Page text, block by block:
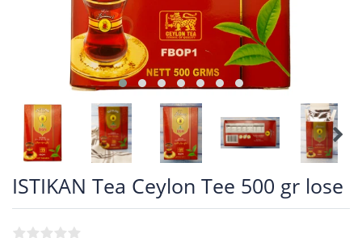
ISTIKAN Tea Ceylon Tee 500 gr lose